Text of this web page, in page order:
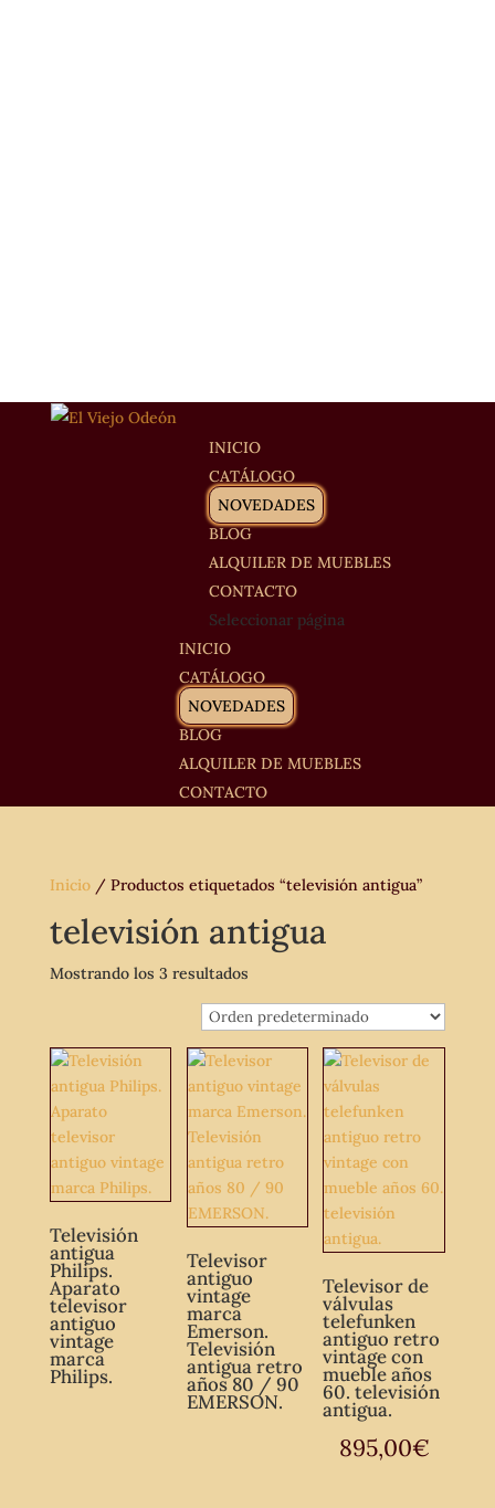
INICIO
CATÁLOGO
NOVEDADES
BLOG
ALQUILER DE MUEBLES
CONTACTO
Seleccionar página
INICIO
CATÁLOGO
NOVEDADES
BLOG
ALQUILER DE MUEBLES
CONTACTO
Inicio/ Productos etiquetados “televisión antigua”
televisión antigua
Mostrando los 3 resultados
Televisión
antigua
Philips.
Aparato
televisor
antiguo
vintage
marca
Philips.
Televisor
antiguo
vintage
marca
Emerson.
Televisión
antigua retro
años 80 / 90
EMERSON.
Televisor de
válvulas
telefunken
antiguo retro
vintage con
mueble años
60. televisión
antigua.
895,00€